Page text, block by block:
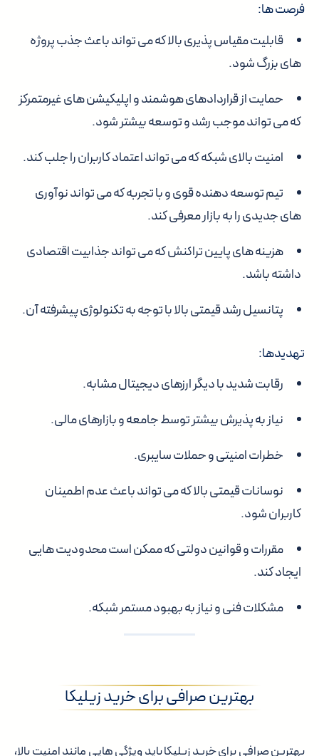
فرصت ها:
قابلیت مقیاس پذیری بالا که می تواند باعث جذب پروژه
های بزرگ شود.
حمایت از قراردادهای هوشمند و اپلیکیشن های غیرمتمرکز
که می تواند موجب رشد و توسعه بیشتر شود.
امنیت بالای شبکه که می تواند اعتماد کاربران را جلب کند.
تیم توسعه دهنده قوی و با تجربه که می تواند نوآوری
های جدیدی را به بازار معرفی کند.
هزینه های پایین تراکنش که می تواند جذابیت اقتصادی
داشته باشد.
پتانسیل رشد قیمتی بالا با توجه به تکنولوژی پیشرفته آن.
تهدیدها:
رقابت شدید با دیگر ارزهای دیجیتال مشابه.
نیاز به پذیرش بیشتر توسط جامعه و بازارهای مالی.
خطرات امنیتی و حملات سایبری.
نوسانات قیمتی بالا که می تواند باعث عدم اطمینان
کاربران شود.
مقررات و قوانین دولتی که ممکن است محدودیت هایی
ایجاد کند.
مشکلات فنی و نیاز به بهبود مستمر شبکه.
بهترین صرافی برای خرید زیلیکا
بهترین صرافی برای خرید زیلیکا باید ویژگی هایی مانند امنیت بالا،